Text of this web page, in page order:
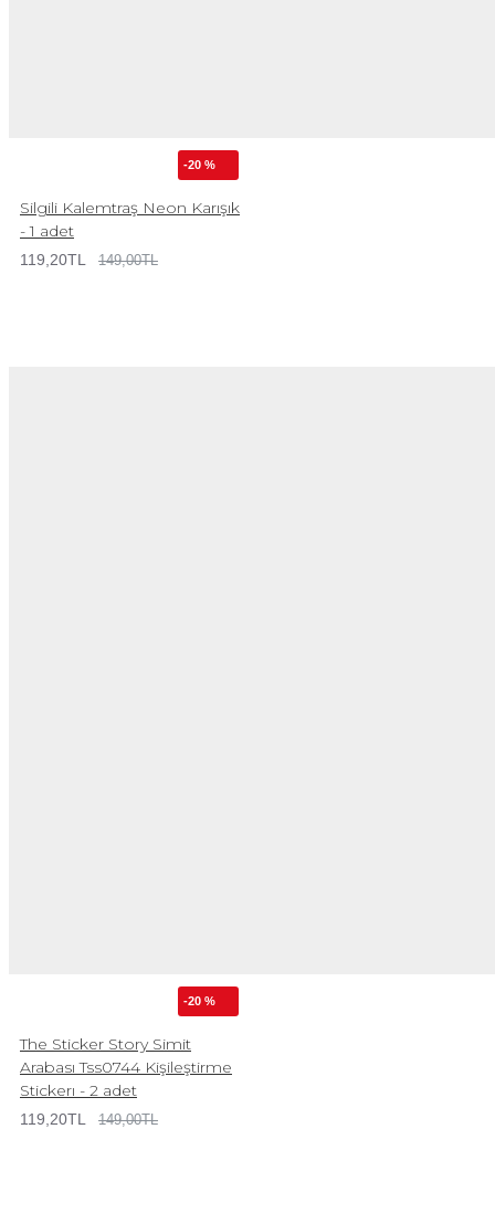
-20 %
Silgili Kalemtraş Neon Karışık
- 1 adet
119,20TL 149,00TL
-20 %
The Sticker Story Simit
Arabası Tss0744 Kişileştirme
Stickerı - 2 adet
119,20TL 149,00TL